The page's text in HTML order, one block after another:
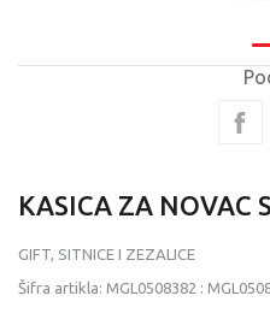
KASICA ZA NOVAC
GIFT, SITNICE I ZEZALICE
Šifra artikla: MGL0508382 :